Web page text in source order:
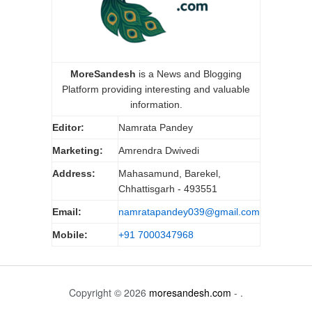
MoreSandesh is a News and Blogging
Platform providing interesting and valuable
information.
Editor: Namrata Pandey
Marketing: Amrendra Dwivedi
Address:
Mahasamund, Barekel,
Chhattisgarh - 493551
Email: namratapandey039@gmail.com
Mobile: +91 7000347968
Copyright © 2026 moresandesh.com - .